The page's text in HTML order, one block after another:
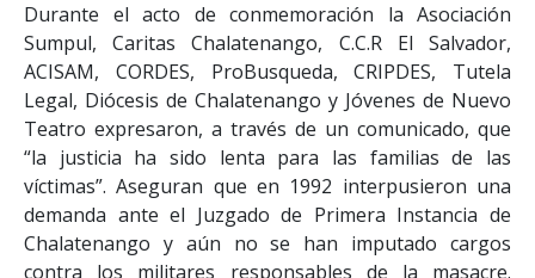
Durante el acto de conmemoración la Asociación
Sumpul, Caritas Chalatenango, C.C.R El Salvador,
ACISAM, CORDES, ProBusqueda, CRIPDES, Tutela
Legal, Diócesis de Chalatenango y Jóvenes de Nuevo
Teatro expresaron, a través de un comunicado, que
“la justicia ha sido lenta para las familias de las
víctimas”. Aseguran que en 1992 interpusieron una
demanda ante el Juzgado de Primera Instancia de
Chalatenango y aún no se han imputado cargos
contra los militares responsables de la masacre.